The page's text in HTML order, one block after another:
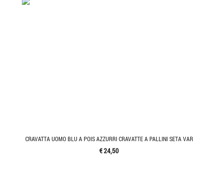
CRAVATTA UOMO BLU A POIS AZZURRI CRAVATTE A PALLINI SETA VAR
€ 24,50